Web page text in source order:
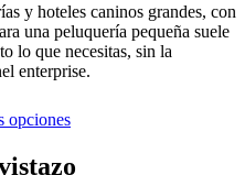
y hoteles caninos grandes, con
una peluquería pequeña suele
lo que necesitas, sin la
enterprise.
opciones